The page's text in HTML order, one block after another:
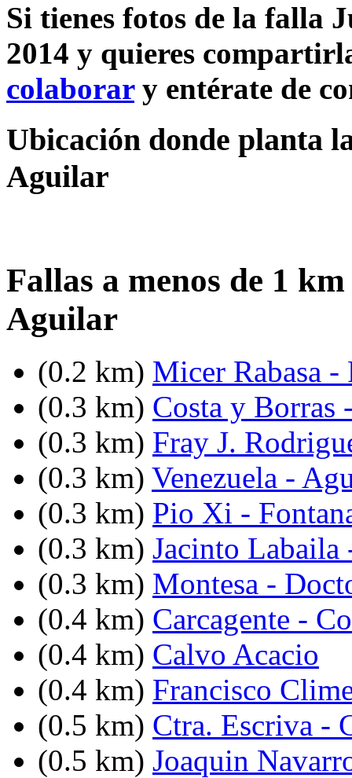
Si tienes fotos de la falla
2014 y quieres
colaborary entérate de
Ubicación donde planta
Aguilar
Fallas a menos de 1
Aguilar
(0.2 km) Micer Rabasa -
(0.3 km) Costa y Borras
(0.3 km) Fray J.
(0.3 km) Venezuela -
(0.3 km) Pio Xi -
(0.3 km) Jacinto
(0.3 km) Montesa -
(0.4 km) Carcagente -
(0.4 km) Calvo Acacio
(0.4 km) Francisco
(0.5 km) Ctra. Escriva -
(0.5 km) Joaquin